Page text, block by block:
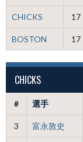
CHICKS 17
BOSTON 17
CHICKS
# 選手
3 富永敦史